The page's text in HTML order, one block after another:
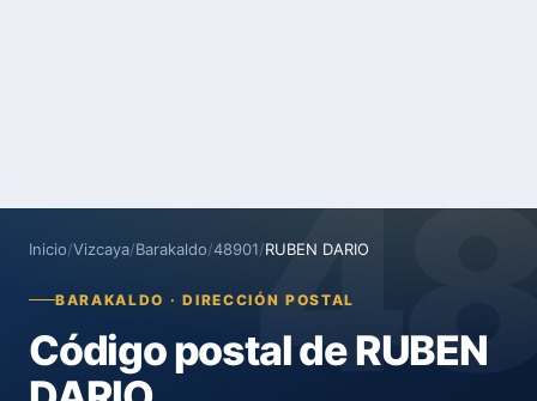
Inicio/Vizcaya/Barakaldo/48901/RUBEN DARIO
BARAKALDO · DIRECCIÓN POSTAL
Código postal de RUBEN